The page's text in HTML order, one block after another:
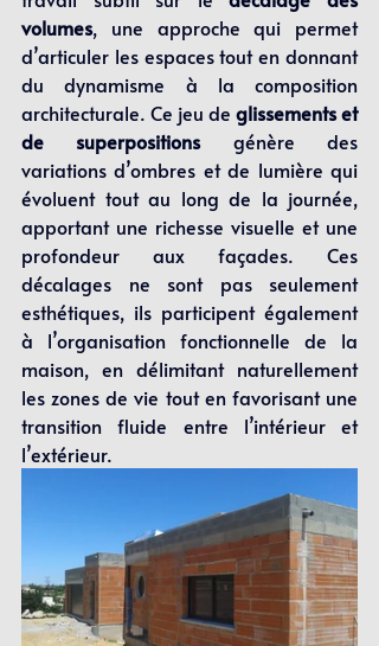
volumes, une approche qui permet
d’articuler les espaces tout en donnant
du dynamisme à la composition
architecturale. Ce jeu de glissements et
de superpositions génère des
variations d’ombres et de lumière qui
évoluent tout au long de la journée,
apportant une richesse visuelle et une
profondeur aux façades. Ces
décalages ne sont pas seulement
esthétiques, ils participent également
à l’organisation fonctionnelle de la
maison, en délimitant naturellement
les zones de vie tout en favorisant une
transition fluide entre l’intérieur et
l’extérieur.